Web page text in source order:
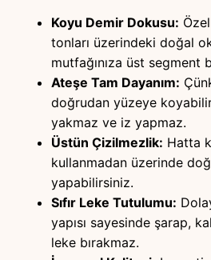
Koyu Demir Dokusu:
tonları üzerindeki doğal
mutfağınıza üst segment
Ateşe Tam Dayanım:
doğrudan yüzeye
yakmaz ve iz yapmaz.
Üstün Çizilmezlik: Hatta
kullanmadan üzerinde
yapabilirsiniz.
Sıfır Leke Tutulumu:
yapısı sayesinde şarap,
leke bırakmaz.